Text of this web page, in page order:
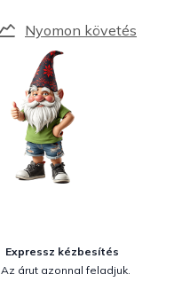
Nyomon követés
Expressz kézbesítés
Az árut azonnal feladjuk.